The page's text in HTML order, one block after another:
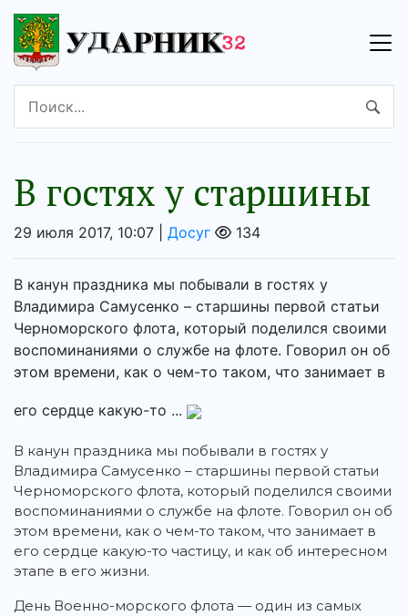
В гостях у старшины
29 июля 2017, 10:07 | Досуг 134
В канун праздника мы побывали в гостях у
Владимира Самусенко – старшины первой статьи
Черноморского флота, который поделился своими
воспоминаниями о службе на флоте. Говорил он об
этом времени, как о чем-то таком, что занимает в
его сердце какую-то ...
В канун праздника мы побывали в гостях у
Владимира Самусенко – старшины первой статьи
Черноморского флота, который поделился своими
воспоминаниями о службе на флоте. Говорил он об
этом времени, как о чем-то таком, что занимает в
его сердце какую-то частицу, и как об интересном
этапе в его жизни.
День Военно-морского флота — один из самых